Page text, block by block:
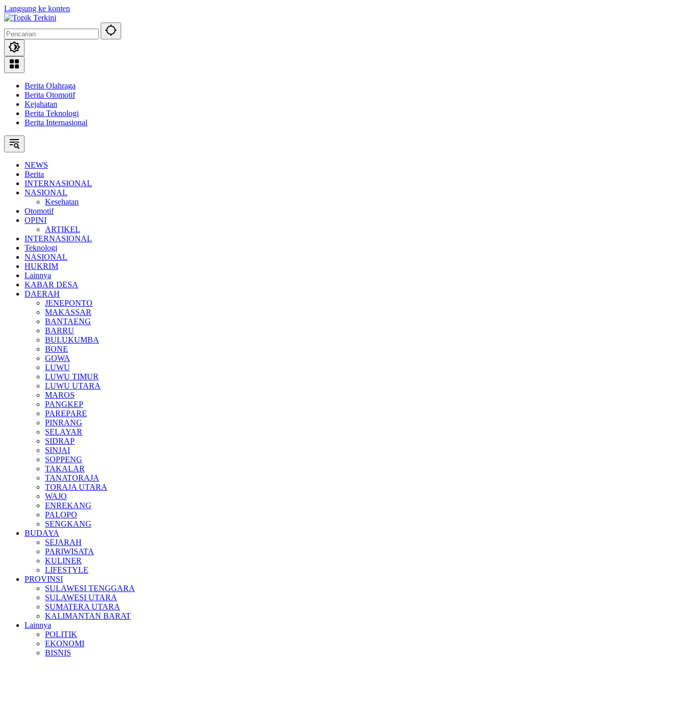
Langsung ke konten
Berita Olahraga
Berita Otomotif
Kejahatan
Berita Teknologi
Berita Internasional
NEWS
Berita
INTERNASIONAL
NASIONAL
Kesehatan
Otomotif
OPINI
ARTIKEL
INTERNASIONAL
Teknologi
NASIONAL
HUKRIM
Lainnya
KABAR DESA
DAERAH
JENEPONTO
MAKASSAR
BANTAENG
BARRU
BULUKUMBA
BONE
GOWA
LUWU
LUWU TIMUR
LUWU UTARA
MAROS
PANGKEP
PAREPARE
PINRANG
SELAYAR
SIDRAP
SINJAI
SOPPENG
TAKALAR
TANATORAJA
TORAJA UTARA
WAJO
ENREKANG
PALOPO
SENGKANG
BUDAYA
SEJARAH
PARIWISATA
KULINER
LIFESTYLE
PROVINSI
SULAWESI TENGGARA
SULAWESI UTARA
SUMATERA UTARA
KALIMANTAN BARAT
Lainnya
POLITIK
EKONOMI
BISNIS